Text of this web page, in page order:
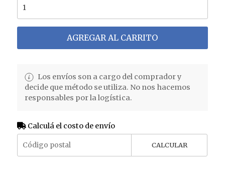
AGREGAR AL CARRITO
Los envíos son a cargo del comprador y
decide que método se utiliza. No nos hacemos
responsables por la logística.
Calculá el costo de envío
CALCULAR